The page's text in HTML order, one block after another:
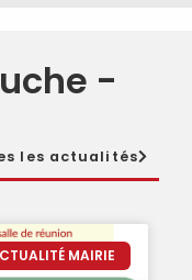
-
les actualités
MAIRIE